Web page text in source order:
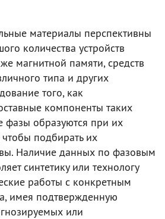
материалы перспективны
количества устройств
магнитной памяти, средств
типа и других
того, как
компоненты таких
фазы образуются при их
подбирать их
Наличие данных по фазовым
синтетику или технологу
работы с конкретным
имея подтвержденную
или